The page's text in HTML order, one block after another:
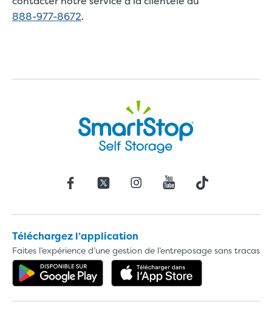
888-977-8672.
Téléchargez l’application
Faites l’expérience d’une gestion de l’entreposage sans tracas
Obtenez l'application dans Google